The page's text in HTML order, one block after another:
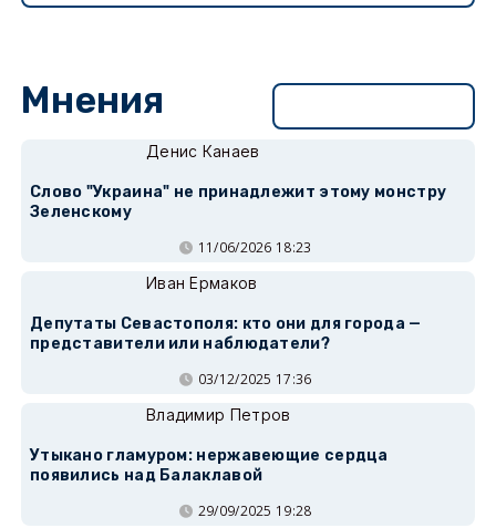
Мнения
Денис Канаев
Слово "Украина" не принадлежит этому монстру
Зеленскому
11/06/2026 18:23
Иван Ермаков
Депутаты Севастополя: кто они для города —
представители или наблюдатели?
03/12/2025 17:36
Владимир Петров
Утыкано гламуром: нержавеющие сердца
появились над Балаклавой
29/09/2025 19:28